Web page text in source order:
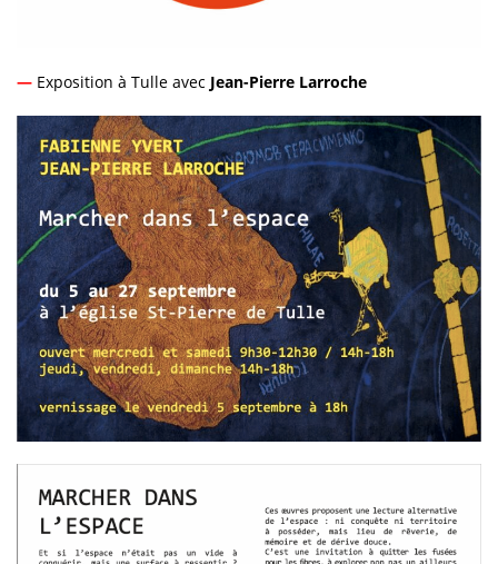
— Exposition à Tulle avec Jean-Pierre Larroche